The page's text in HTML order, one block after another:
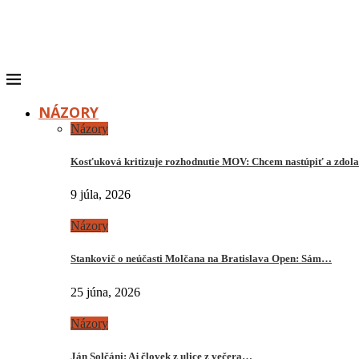
NÁZORY
Názory
Kosťuková kritizuje rozhodnutie MOV: Chcem nastúpiť a
9 júla, 2026
Názory
Stankovič o neúčasti Molčana na Bratislava Open: Sám…
25 júna, 2026
Názory
Ján Solčáni: Aj človek z ulice z večera…